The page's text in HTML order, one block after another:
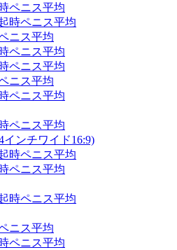
ペニス平均
時ペニス平均
ニス平均
ペニス平均
ペニス平均
ニス平均
ペニス平均
ペニス平均
ンチワイド16:9)
時ペニス平均
ペニス平均
時ペニス平均
ニス平均
ペニス平均